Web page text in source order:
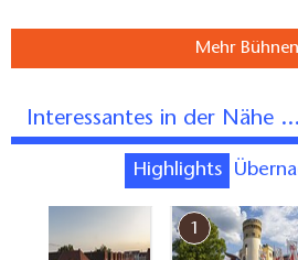
Mehr Bühnen
Interessantes in der Nähe ...
Highlights
1